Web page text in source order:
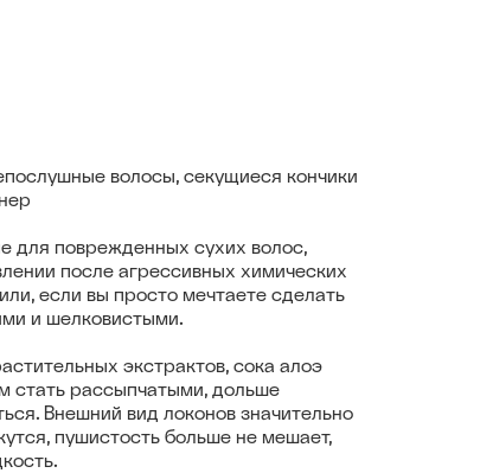
волосы, секущиеся кончики
для поврежденных сухих волос,
после агрессивных химических
если вы просто мечтаете сделать
и шелковистыми.
экстрактов, сока алоэ
стать рассыпчатыми, дольше
Внешний вид локонов значительно
пушистость больше не мешает,